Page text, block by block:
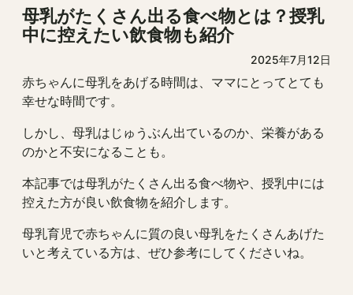
母乳がたくさん出る食べ物とは？授乳
中に控えたい飲食物も紹介
2025年7月12日
赤ちゃんに母乳をあげる時間は、ママにとってとても
幸せな時間です。
しかし、母乳はじゅうぶん出ているのか、栄養がある
のかと不安になることも。
本記事では母乳がたくさん出る食べ物や、授乳中には
控えた方が良い飲食物を紹介します。
母乳育児で赤ちゃんに質の良い母乳をたくさんあげた
いと考えている方は、ぜひ参考にしてくださいね。